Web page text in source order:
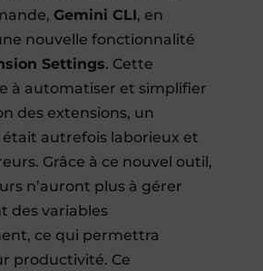
Gemini CLI, en
nouvelle fonctionnalité
Settings. Cette
à automatiser et simplifier
des extensions, un
était autrefois laborieux et
Grâce à ce nouvel outil,
n’auront plus à gérer
des variables
ce qui permettra
productivité. Ce